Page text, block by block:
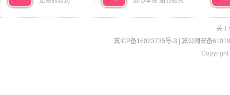
关于
冀ICP备16023735号-3
冀公网安备